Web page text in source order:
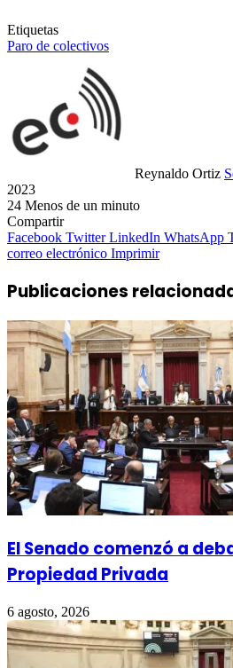
Etiquetas
Paro de colectivos
Reynaldo Ortiz
2023
24 Menos de un minuto
Compartir
Facebook Twitter LinkedIn WhatsApp
correo electrónico Imprimir
Publicaciones
El Senado comenzó a
Propiedad Privada
6 agosto, 2026